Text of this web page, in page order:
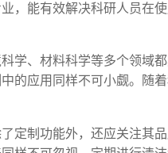
，能有效解决科研人员在
学、材料科学等多个领域
的应用同样不可小觑。随
定制功能外，还应关注其